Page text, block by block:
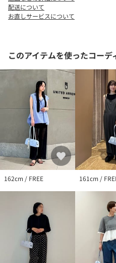
人気を集めています。
め、長時間の接触を避けてくださ
※バッグを開ける際は、ハンドル
さい。ハンドルを繰り返し引っ
あります。
※保証書は大切に保管してくだ
お買上日を証明する書類として
※商品に「取り扱い上の注意書
場合は、使用前に必ずご確認く
※商品画像は、光の当たり具合や
り、実際の色味と異なって見え
ご了承ください。
店舗へお問い合わせの際は、全
下記の品名/品番をお申し付けくだ
品名：OSOI BOAT WIDE MINI
配送について
お直しサービスについて
このアイテムを使ったコーデ
162cm / FREE 161cm /